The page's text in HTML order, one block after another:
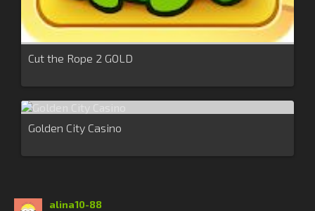
Cut the Rope 2 GOLD
Golden City Casino
alina10-88